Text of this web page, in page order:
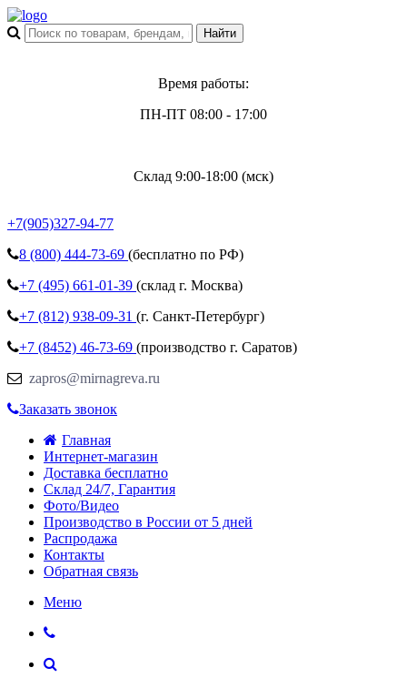
Время работы:
ПН-ПТ 08:00 - 17:00
Склад 9:00-18:00 (мск)
+7(905)327-94-77
8 (800) 444-73-69 (бесплатно по РФ)
+7 (495) 661-01-39 (склад г. Москва)
+7 (812) 938-09-31 (г. Санкт-Петербург)
+7 (8452) 46-73-69 (производство г. Саратов)
zapros@mirnagreva.ru
Заказать звонок
Главная
Интернет-магазин
Доставка бесплатно
Склад 24/7, Гарантия
Фото/Видео
Производство в России от 5 дней
Распродажа
Контакты
Обратная связь
Меню